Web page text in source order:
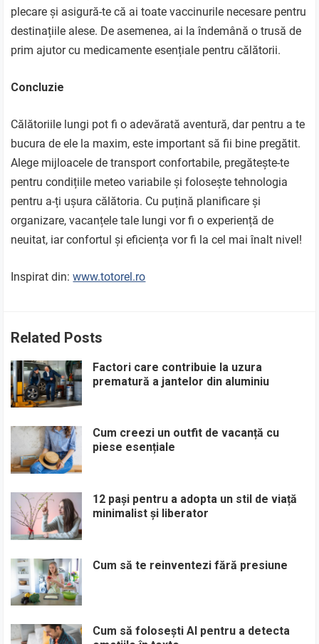
plecare și asigură-te că ai toate vaccinurile necesare pentru
destinațiile alese. De asemenea, ai la îndemână o trusă de
prim ajutor cu medicamente esențiale pentru călătorii.
Concluzie
Călătoriile lungi pot fi o adevărată aventură, dar pentru a te
bucura de ele la maxim, este important să fii bine pregătit.
Alege mijloacele de transport confortabile, pregătește-te
pentru condițiile meteo variabile și folosește tehnologia
pentru a-ți ușura călătoria. Cu puțină planificare și
organizare, vacanțele tale lungi vor fi o experiență de
neuitat, iar confortul și eficiența vor fi la cel mai înalt nivel!
Inspirat din:www.totorel.ro
Related Posts
Factori care contribuie la uzura
prematură a jantelor din aluminiu
Cum creezi un outfit de vacanță cu
piese esențiale
12 pași pentru a adopta un stil de viață
minimalist și liberator
Cum să te reinventezi fără presiune
Cum să folosești AI pentru a detecta